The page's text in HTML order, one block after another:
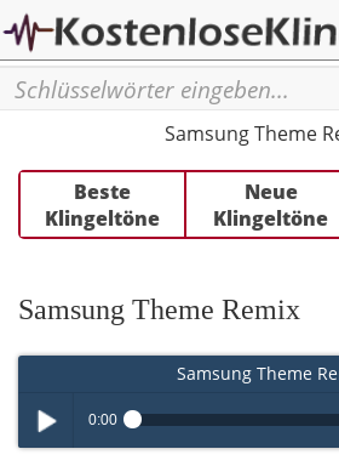
Samsung Theme
Beste
Klingeltöne
Neue
Klingeltöne
Samsung Theme Remix
Samsung Theme
0:00